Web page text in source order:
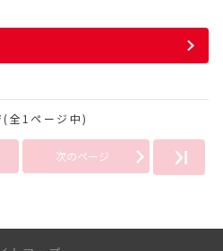
(全1ページ中)
次のページ